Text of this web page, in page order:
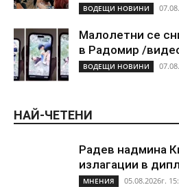
ВОДЕЩИ НОВИНИ
Малолетни се
в Радомир /
ВОДЕЩИ НОВИНИ
НАЙ-ЧЕТЕНИ
Радев надмина
излагации в
МНЕНИЯ 05.08.2026г.